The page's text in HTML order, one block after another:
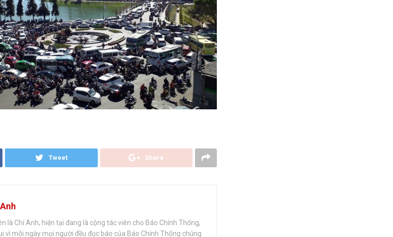
Tweet Share
là Chí Anh, hiện tại đang là cộng tác viên cho Báo Chính Thống,
vì mỗi ngày mọi người đều đọc báo của Báo Chính Thống chúng